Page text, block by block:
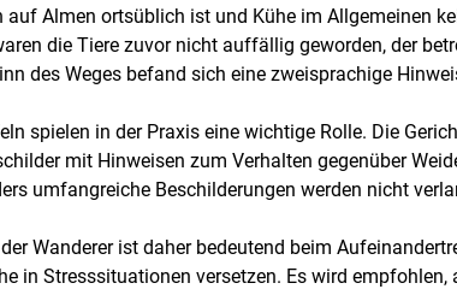
Almen ortsüblich ist und Kühe im Allgemeinen
die Tiere zuvor nicht auffällig geworden, der
des Weges befand sich eine zweisprachige
spielen in der Praxis eine wichtige Rolle. Die
mit Hinweisen zum Verhalten gegenüber
umfangreiche Beschilderungen werden nicht
Wanderer ist daher bedeutend beim
in Stresssituationen versetzen. Es wird